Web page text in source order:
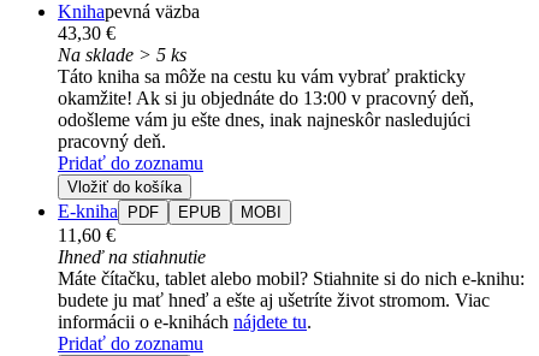
Knihapevná väzba
43,30 €
Na sklade > 5 ks
Táto kniha sa môže na cestu ku vám vybrať prakticky
okamžite! Ak si ju objednáte do 13:00 v pracovný deň,
odošleme vám ju ešte dnes, inak najneskôr nasledujúci
pracovný deň.
Pridať do zoznamu
Vložiť do košíka
E-kniha PDF EPUB MOBI
11,60 €
Ihneď na stiahnutie
Máte čítačku, tablet alebo mobil? Stiahnite si do nich e-knihu:
budete ju mať hneď a ešte aj ušetríte život stromom. Viac
informácii o e-knihách nájdete tu.
Pridať do zoznamu